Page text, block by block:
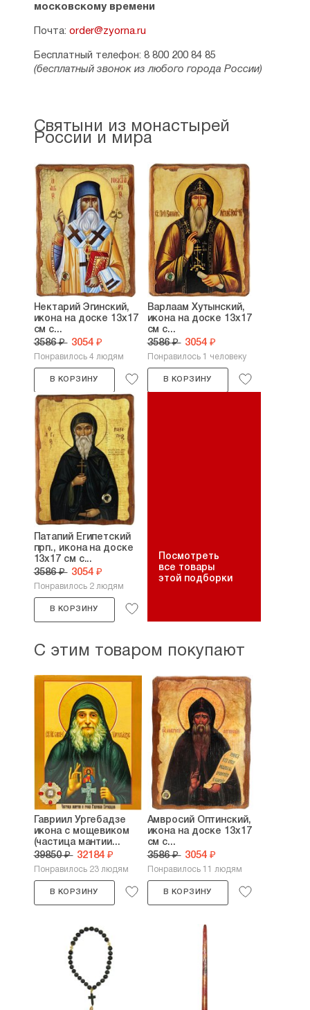
московскому времени
Почта: order@zyorna.ru
Бесплатный телефон: 8 800 200 84 85
(бесплатный звонок из любого города России)
Святыни из монастырей
России и мира
Нектарий Эгинский,
икона на доске 13х17
см с...
3586 ₽ 3054 ₽
Понравилось 4 людям
В КОРЗИНУ
Варлаам Хутынский,
икона на доске 13х17
см с...
3586 ₽ 3054 ₽
Понравилось 1 человеку
В КОРЗИНУ
Патапий Египетский
прп., икона на доске
13х17 см с...
3586 ₽ 3054 ₽
Понравилось 2 людям
В КОРЗИНУ
Посмотреть
все товары
этой подборки
С этим товаром покупают
Гавриил Ургебадзе
икона с мощевиком
(частица мантии...
39850 ₽ 32184 ₽
Понравилось 23 людям
В КОРЗИНУ
Амвросий Оптинский,
икона на доске 13х17
см с...
3586 ₽ 3054 ₽
Понравилось 11 людям
В КОРЗИНУ